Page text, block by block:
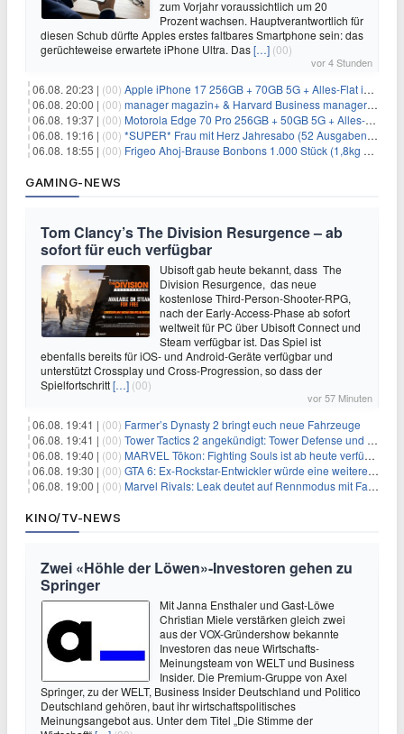
zum Vorjahr voraussichtlich um 20
Prozent wachsen. Hauptverantwortlich für
diesen Schub dürfte Apples erstes faltbares Smartphone sein: das
gerüchteweise erwartete iPhone Ultra. Das[…] (00)
vor 4 Stunden
06.08. 20:23 | (00) Apple iPhone 17 256GB + 70GB 5G + Alles-Flat im Vodafone-Netz für 34,99€/Monat – eff. 4,65€/Monat
06.08. 20:00 | (00) manager magazin+ & Harvard Business manager+ Digital-Kombi-Abo 1 Monat kostenlos
06.08. 19:37 | (00) Motorola Edge 70 Pro 256GB + 50GB 5G + Alles-Flat im Vodafone-Netz für 19,99€/Monat – eff. 0,61€/Monat
06.08. 19:16 | (00) *SUPER* Frau mit Herz Jahresabo (52 Ausgaben) für 161,40€ + bis zu 150€ Prämie
06.08. 18:55 | (00) Frigeo Ahoj-Brause Bonbons 1.000 Stück (1,8kg Eimer) für 6,29€
GAMING-NEWS
Tom Clancy’s The Division Resurgence – ab
sofort für euch verfügbar
Ubisoft gab heute bekannt, dass The
Division Resurgence, das neue
kostenlose Third-Person-Shooter-RPG,
nach der Early-Access-Phase ab sofort
weltweit für PC über Ubisoft Connect und
Steam verfügbar ist. Das Spiel ist
ebenfalls bereits für iOS- und Android-Geräte verfügbar und
unterstützt Crossplay und Cross-Progression, so dass der
Spielfortschritt[…] (00)
vor 57 Minuten
06.08. 19:41 | (00) Farmer’s Dynasty 2 bringt euch neue Fahrzeuge
06.08. 19:41 | (00) Tower Tactics 2 angekündigt: Tower Defense und Deckbuilding Kombo kehrt zurück
06.08. 19:40 | (00) MARVEL Tōkon: Fighting Souls ist ab heute verfügbar
06.08. 19:30 | (00) GTA 6: Ex-Rockstar-Entwickler würde eine weitere Verschiebung nicht überraschen
06.08. 19:00 | (00) Marvel Rivals: Leak deutet auf Rennmodus mit Fahrzeugen hin
KINO/TV-NEWS
Zwei «Höhle der Löwen»-Investoren gehen zu
Springer
Mit Janna Ensthaler und Gast-Löwe
Christian Miele verstärken gleich zwei
aus der VOX-Gründershow bekannte
Investoren das neue Wirtschafts-
Meinungsteam von WELT und Business
Insider. Die Premium-Gruppe von Axel
Springer, zu der WELT, Business Insider Deutschland und Politico
Deutschland gehören, baut ihr wirtschaftspolitisches
Meinungsangebot aus. Unter dem Titel „Die Stimme der